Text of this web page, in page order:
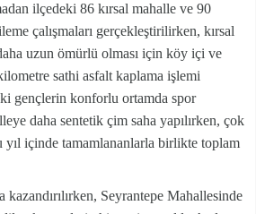
ilçedeki 86 kırsal mahalle ve 90
çalışmaları gerçekleştirilirken, kırsal
uzun ömürlü olması için köy içi ve
sathi asfalt kaplama işlemi
gençlerin konforlu ortamda spor
daha sentetik çim saha yapılırken, çok
yıl içinde tamamlananlarla birlikte toplam
kazandırılırken, Seyrantepe Mahallesinde